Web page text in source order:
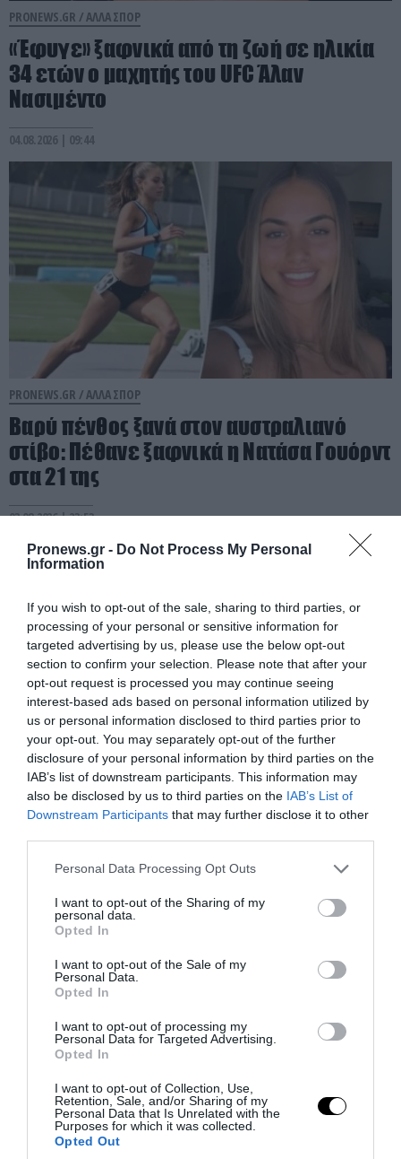
Pronews.gr - Do Not Process My Personal
Information
If you wish to opt-out of the sale, sharing to third parties, or
processing of your personal or sensitive information for
targeted advertising by us, please use the below opt-out
section to confirm your selection. Please note that after your
opt-out request is processed you may continue seeing
interest-based ads based on personal information utilized by
us or personal information disclosed to third parties prior to
your opt-out. You may separately opt-out of the further
disclosure of your personal information by third parties on the
IAB’s list of downstream participants. This information may
also be disclosed by us to third parties on the IAB’s List of
Downstream Participants that may further disclose it to other
Please note that this website/app uses one or more Google
not limited to your visit or usage behaviour. You may click to
grant or deny consent to Google and its third-party tags to
use your data for below specified purposes in below Google
consent section.
Personal Data Processing Opt Outs
I want to opt-out of the Sharing of my
personal data.
Opted In
I want to opt-out of the Sale of my
Personal Data.
Opted In
I want to opt-out of processing my
Personal Data for Targeted Advertising.
Opted In
I want to opt-out of Collection, Use,
Retention, Sale, and/or Sharing of my
Personal Data that Is Unrelated with the
Purposes for which it was collected.
Opted Out
PRONEWS.GR /ΑΛΛΑ ΣΠΟΡ
«Έφυγε» ξαφνικά από τη ζωή σε ηλικία
34 ετών ο μαχητής του UFC Άλαν
Νασιμέντο
04.08.2026 | 09:44
PRONEWS.GR /ΑΛΛΑ ΣΠΟΡ
Βαρύ πένθος ξανά στον αυστραλιανό
στίβο: Πέθανε ξαφνικά η Νατάσα Γουόρντ
στα 21 της
03.08.2026 | 23:53
PRONEWS.GR /ΑΛΛΑ ΣΠΟΡ
Πολωνός αθλητής έγινε ο πρώτος
άνθρωπος που διέσχισε κολυμπώντας
σε 56 ώρες!
03.08.2026 | 06:09